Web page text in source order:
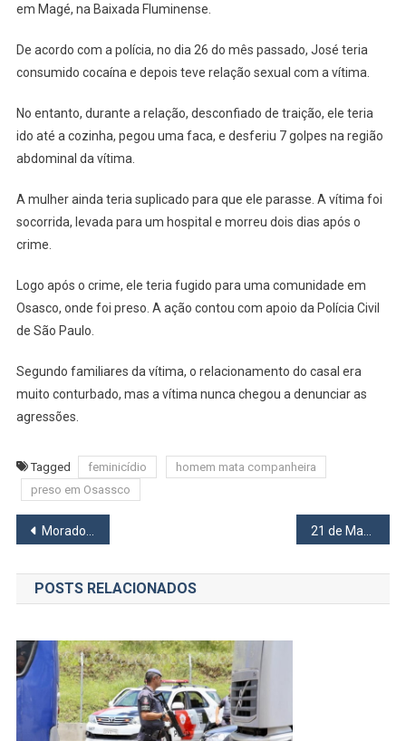
Em
Osasco
em Magé, na Baixada Fluminense.
De acordo com a polícia, no dia 26 do mês passado, José teria
consumido cocaína e depois teve relação sexual com a vítima.
No entanto, durante a relação, desconfiado de traição, ele teria
ido até a cozinha, pegou uma faca, e desferiu 7 golpes na região
abdominal da vítima.
A mulher ainda teria suplicado para que ele parasse. A vítima foi
socorrida, levada para um hospital e morreu dois dias após o
crime.
Logo após o crime, ele teria fugido para uma comunidade em
Osasco, onde foi preso. A ação contou com apoio da Polícia Civil
de São Paulo.
Segundo familiares da vítima, o relacionamento do casal era
muito conturbado, mas a vítima nunca chegou a denunciar as
agressões.
Tagged feminicídio
homem mata companheira
preso em Osassco
Navegação
de
Post
Morador de Barueri ganha prêmio da Lotofácil
POSTS RELACIONADOS